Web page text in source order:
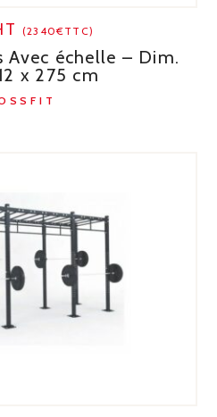
(2340€TTC)
Avec échelle – Dim.
x 275 cm